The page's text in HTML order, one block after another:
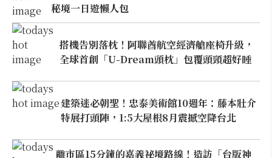
秘境一日遊懶人包
搭機告別落枕！阿聯酋航空經濟艙座椅升級，
全球首創「U-Dream頭枕」包覆頭頸超好睡
建築迷必朝聖！忠泰美術館10週年：藤本壯介
特展打頭陣，1:5大屋根8月震撼空降台北
離市區15分鐘的嘉義祕境路線！造訪「台版神